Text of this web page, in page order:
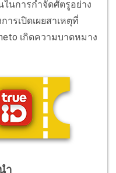
นการกำจัดศัตรูอย่าง
ารเปิดเผยสาเหตุที่
เกิดความบาดหมาง
ำ